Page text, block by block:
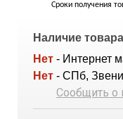
Сроки получения
Наличие
Нет - Интернет
Нет - СПб,
Сообщить о